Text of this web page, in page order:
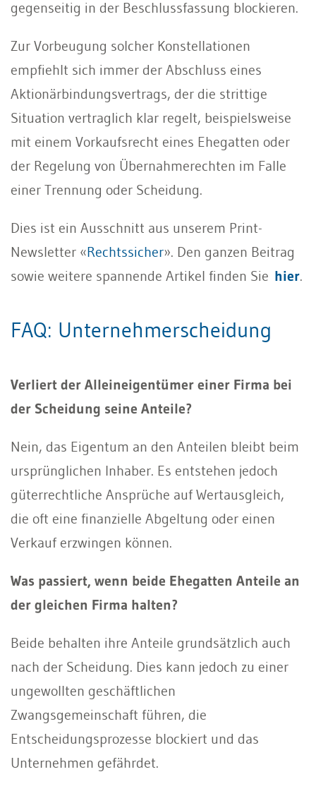
gegenseitig in der Beschlussfassung blockieren.
Zur Vorbeugung solcher Konstellationen
empfiehlt sich immer der Abschluss eines
Aktionärbindungsvertrags, der die strittige
Situation vertraglich klar regelt, beispielsweise
mit einem Vorkaufsrecht eines Ehegatten oder
der Regelung von Übernahmerechten im Falle
einer Trennung oder Scheidung.
Dies ist ein Ausschnitt aus unserem Print-
Newsletter «Rechtssicher». Den ganzen Beitrag
sowie weitere spannende Artikel finden Sie hier.
FAQ: Unternehmerscheidung
Verliert der Alleineigentümer einer Firma bei
der Scheidung seine Anteile?
Nein, das Eigentum an den Anteilen bleibt beim
ursprünglichen Inhaber. Es entstehen jedoch
güterrechtliche Ansprüche auf Wertausgleich,
die oft eine finanzielle Abgeltung oder einen
Verkauf erzwingen können.
Was passiert, wenn beide Ehegatten Anteile an
der gleichen Firma halten?
Beide behalten ihre Anteile grundsätzlich auch
nach der Scheidung. Dies kann jedoch zu einer
ungewollten geschäftlichen
Zwangsgemeinschaft führen, die
Entscheidungsprozesse blockiert und das
Unternehmen gefährdet.